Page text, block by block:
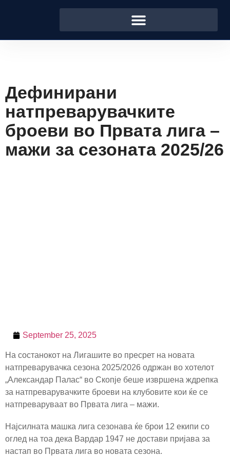
Дефинирани
натпреварувачките
броеви во Првата лига –
мажи за сезоната 2025/26
September 25, 2025
На состанокот на Лигашите во пресрет на новата
натпреварувачка сезона 2025/2026 одржан во хотелот
„Александар Палас“ во Скопје беше извршена ждрепка
за натпреварувачките броеви на клубовите кои ќе се
натпреваруваат во Првата лига – мажи.
Најсилната машка лига сезонава ќе брои 12 екипи со
оглед на тоа дека Вардар 1947 не достави пријава за
настап во Првата лига во новата сезона.